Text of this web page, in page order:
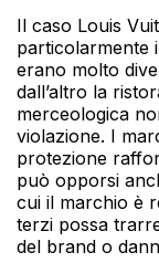
Il caso Louis
particolarmente
erano molto
dall’altro la
merceologica
violazione. I
protezione
può opporsi
cui il marchio è
terzi possa
del brand o